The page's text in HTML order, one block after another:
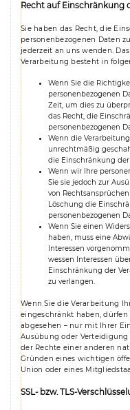
Recht auf Einschränkung
Sie haben das Recht, die
personenbezogenen Daten
jederzeit an uns wenden.
Verarbeitung besteht in
Wenn Sie die
personenbezogenen
Zeit, um dies zu
das Recht, die
personenbezogenen
Wenn die
unrechtmäßig
die Einschränkung
Wenn wir Ihre
Sie sie jedoch zur
von
Löschung die
personenbezogenen
Wenn Sie einen
haben, muss eine
Interessen
wessen Interessen
Einschränkung der
zu verlangen.
Wenn Sie die Verarbeitung
eingeschränkt haben, dürfen
abgesehen – nur mit Ihrer
Ausübung oder
der Rechte einer anderen
Gründen eines wichtigen
Union oder eines
SSL- bzw. TLS-